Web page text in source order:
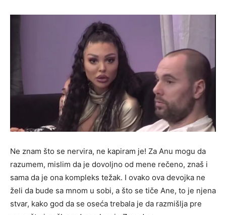
Ne znam što se nervira, ne kapiram je! Za Anu mogu da
razumem, mislim da je dovoljno od mene rečeno, znaš i
sama da je ona kompleks težak. I ovako ova devojka ne
želi da bude sa mnom u sobi, a što se tiče Ane, to je njena
stvar, kako god da se oseća trebala je da razmišlja pre